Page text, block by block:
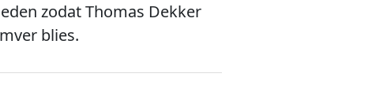
zodat Thomas Dekker
blies.